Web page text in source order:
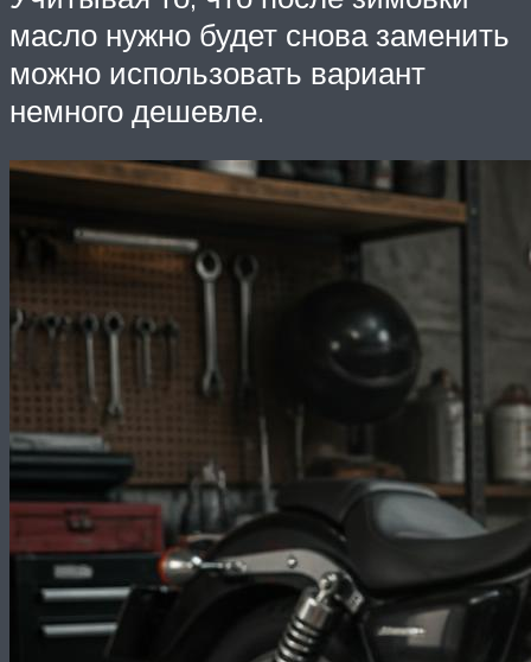
масло нужно будет снова заменить
можно использовать вариант
немного дешевле.